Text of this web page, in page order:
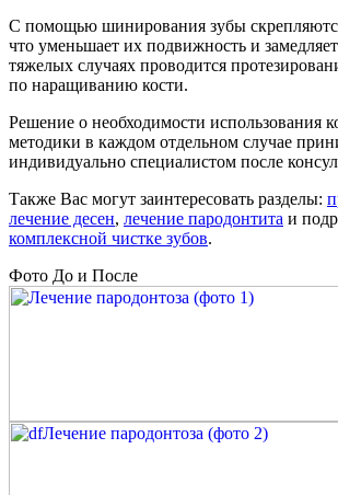
С помощью шинирования зубы
что уменьшает их подвижность и
тяжелых случаях проводится
по наращиванию кости.
Решение о необходимости использования
методики в каждом отдельном случае
индивидуально специалистом после
Также Вас могут заинтересовать разделы:
лечение десен, лечение пародонтита и
комплексной чистке зубов.
Фото До и После